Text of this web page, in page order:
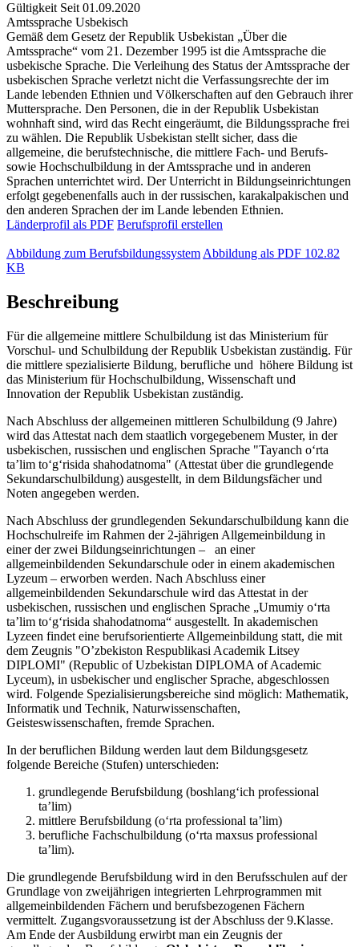
Gültigkeit Seit 01.09.2020
Amtssprache Usbekisch
Gemäß dem Gesetz der Republik Usbekistan „Über die
Amtssprache“ vom 21. Dezember 1995 ist die Amtssprache die
usbekische Sprache. Die Verleihung des Status der Amtssprache der
usbekischen Sprache verletzt nicht die Verfassungsrechte der im
Lande lebenden Ethnien und Völkerschaften auf den Gebrauch ihrer
Muttersprache. Den Personen, die in der Republik Usbekistan
wohnhaft sind, wird das Recht eingeräumt, die Bildungssprache frei
zu wählen. Die Republik Usbekistan stellt sicher, dass die
allgemeine, die berufstechnische, die mittlere Fach- und Berufs-
sowie Hochschulbildung in der Amtssprache und in anderen
Sprachen unterrichtet wird. Der Unterricht in Bildungseinrichtungen
erfolgt gegebenenfalls auch in der russischen, karakalpakischen und
den anderen Sprachen der im Lande lebenden Ethnien.
Länderprofil als PDF Berufsprofil erstellen
Abbildung zum Berufsbildungssystem Abbildung als PDF 102.82
KB
Beschreibung
Für die allgemeine mittlere Schulbildung ist das Ministerium für
Vorschul- und Schulbildung der Republik Usbekistan zuständig. Für
die mittlere spezialisierte Bildung, berufliche und höhere Bildung ist
das Ministerium für Hochschulbildung, Wissenschaft und
Innovation der Republik Usbekistan zuständig.
Nach Abschluss der allgemeinen mittleren Schulbildung (9 Jahre)
wird das Attestat nach dem staatlich vorgegebenem Muster, in der
usbekischen, russischen und englischen Sprache "Tayanch o‘rta
ta’lim to‘g‘risida shahodatnoma" (Attestat über die grundlegende
Sekundarschulbildung) ausgestellt, in dem Bildungsfächer und
Noten angegeben werden.
Nach Abschluss der grundlegenden Sekundarschulbildung kann die
Hochschulreife im Rahmen der 2-jährigen Allgemeinbildung in
einer der zwei Bildungseinrichtungen – an einer
allgemeinbildenden Sekundarschule oder in einem akademischen
Lyzeum – erworben werden. Nach Abschluss einer
allgemeinbildenden Sekundarschule wird das Attestat in der
usbekischen, russischen und englischen Sprache „Umumiy o‘rta
ta’lim to‘g‘risida shahodatnoma“ ausgestellt. In akademischen
Lyzeen findet eine berufsorientierte Allgemeinbildung statt, die mit
dem Zeugnis "O’zbekiston Respublikasi Academik Litsey
DIPLOMI" (Republic of Uzbekistan DIPLOMA of Academic
Lyceum), in usbekischer und englischer Sprache, abgeschlossen
wird. Folgende Spezialisierungsbereiche sind möglich: Mathematik,
Informatik und Technik, Naturwissenschaften,
Geisteswissenschaften, fremde Sprachen.
In der beruflichen Bildung werden laut dem Bildungsgesetz
folgende Bereiche (Stufen) unterschieden:
grundlegende Berufsbildung (boshlang‘ich professional
ta’lim)
mittlere Berufsbildung (o‘rta professional ta’lim)
berufliche Fachschulbildung (o‘rta maxsus professional
ta’lim).
Die grundlegende Berufsbildung wird in den Berufsschulen auf der
Grundlage von zweijährigen integrierten Lehrprogrammen mit
allgemeinbildenden Fächern und berufsbezogenen Fächern
vermittelt. Zugangsvoraussetzung ist der Abschluss der 9.Klasse.
Am Ende der Ausbildung erwirbt man ein Zeugnis der